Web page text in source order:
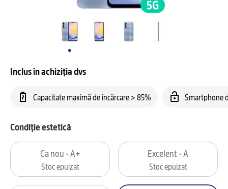
Inclus în achiziția dvs
Capacitate maximă de încărcare > 85% Smartphone
Condiție estetică
Ca nou - A+
Stoc epuizat
Excelent - A
Stoc epuizat